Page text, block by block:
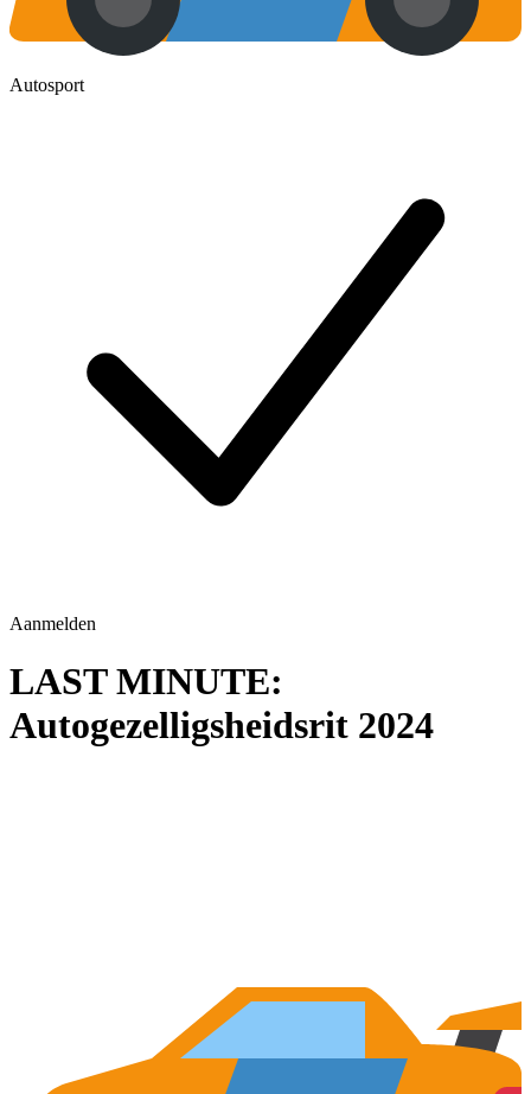
Autosport
Aanmelden
LAST MINUTE:
Autogezelligsheidsrit 2024